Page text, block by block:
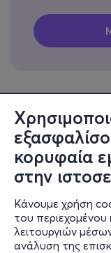
κορυφαία
στην
Κάνουμε χρήση
του
λειτουργιών
ανάλυση της
Πληροφορίες
Υποστήριξη
Stay